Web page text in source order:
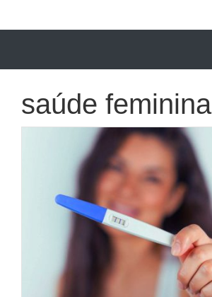
saúde feminina